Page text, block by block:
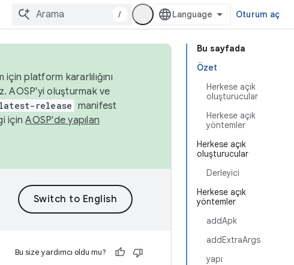
/ Oturum aç
Bu sayfada
Özet
Herkese açık
oluşturucular
Herkese açık
yöntemler
Herkese açık
oluşturucular
Derleyici
Herkese açık
yöntemler
addApk
addExtraArgs
yapı
platform kararlılığını
AOSP'yi oluşturmak ve
release manifest
içinAOSP'de yapılan
Bu size yardımcı oldu mu?